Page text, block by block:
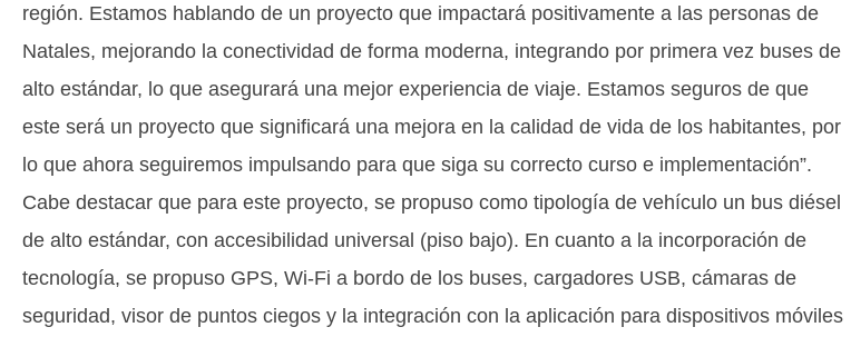
región. Estamos hablando de un proyecto que impactará positivamente a las personas de
Natales, mejorando la conectividad de forma moderna, integrando por primera vez buses de
alto estándar, lo que asegurará una mejor experiencia de viaje. Estamos seguros de que
este será un proyecto que significará una mejora en la calidad de vida de los habitantes, por
lo que ahora seguiremos impulsando para que siga su correcto curso e implementación”.
Cabe destacar que para este proyecto, se propuso como tipología de vehículo un bus diésel
de alto estándar, con accesibilidad universal (piso bajo). En cuanto a la incorporación de
tecnología, se propuso GPS, Wi-Fi a bordo de los buses, cargadores USB, cámaras de
seguridad, visor de puntos ciegos y la integración con la aplicación para dispositivos móviles